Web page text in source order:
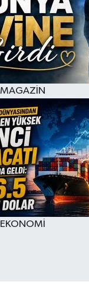
MAGAZİN
EKONOMİ